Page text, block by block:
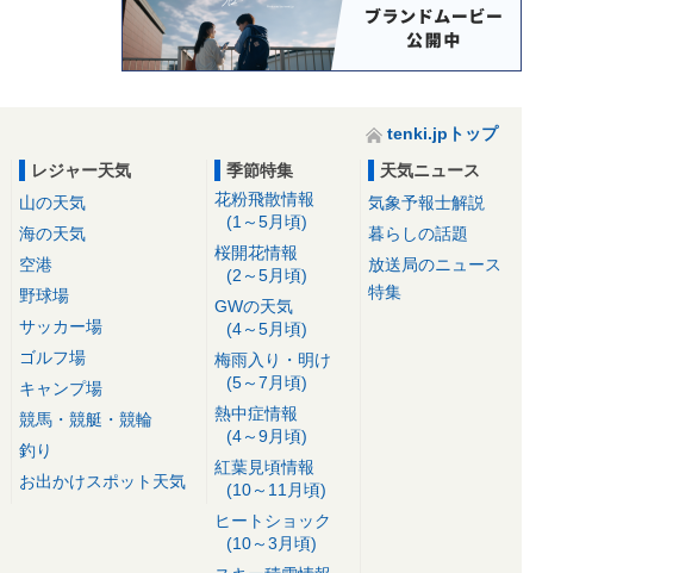
tenki.jpトップ
レジャー天気
山の天気
海の天気
空港
野球場
サッカー場
ゴルフ場
キャンプ場
競馬・競艇・競輪
釣り
お出かけスポット天気
季節特集
花粉飛散情報
(1～5月頃)
桜開花情報
(2～5月頃)
GWの天気
(4～5月頃)
梅雨入り・明け
(5～7月頃)
熱中症情報
(4～9月頃)
紅葉見頃情報
(10～11月頃)
ヒートショック
(10～3月頃)
天気ニュース
気象予報士解説
暮らしの話題
放送局のニュース
特集